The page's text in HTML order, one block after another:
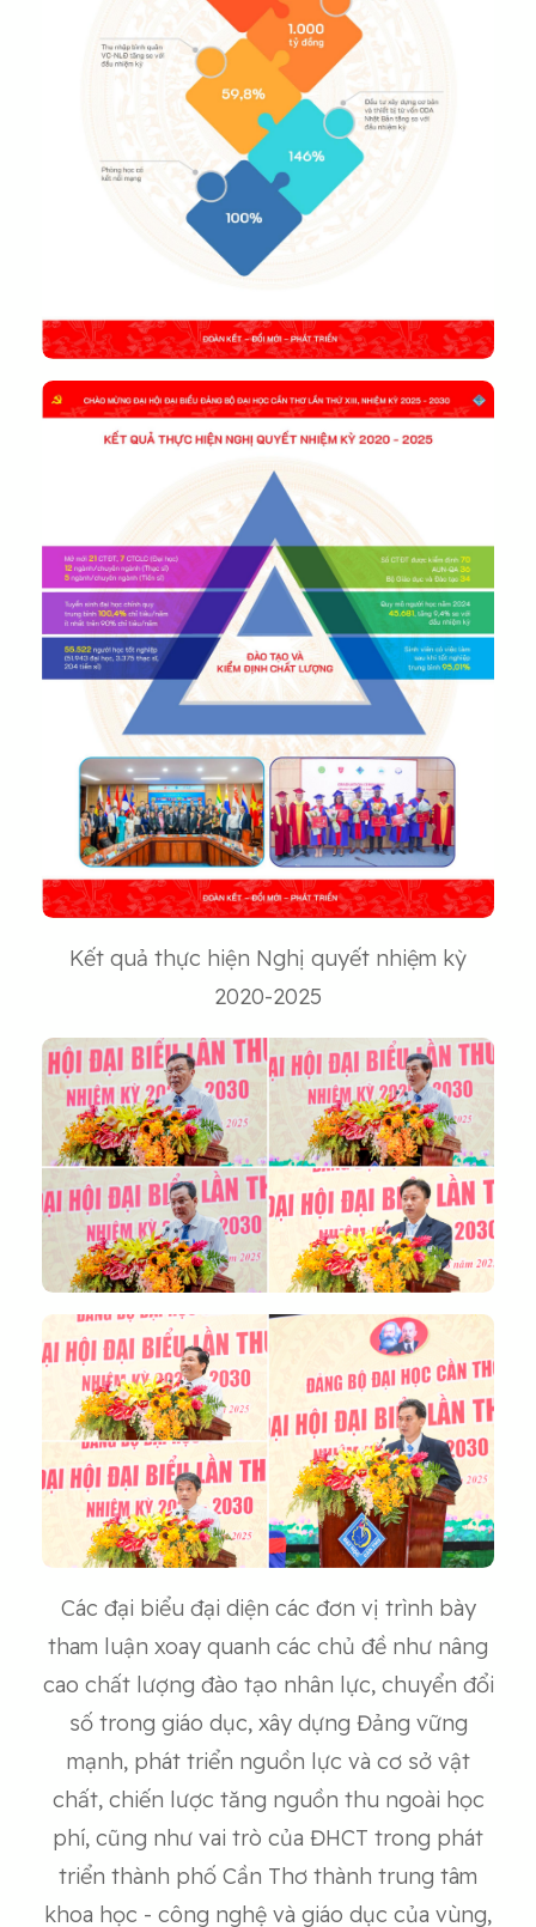
Kết quả thực hiện Nghị quyết nhiệm kỳ
2020-2025
Các đại biểu đại diện các đơn vị trình bày
tham luận xoay quanh các chủ đề như nâng
cao chất lượng đào tạo nhân lực, chuyển đổi
số trong giáo dục, xây dựng Đảng vững
mạnh, phát triển nguồn lực và cơ sở vật
chất, chiến lược tăng nguồn thu ngoài học
phí, cũng như vai trò của ĐHCT trong phát
triển thành phố Cần Thơ thành trung tâm
khoa học - công nghệ và giáo dục của vùng,